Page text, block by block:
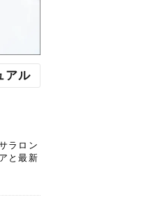
こ
アル
ラロン
と最新